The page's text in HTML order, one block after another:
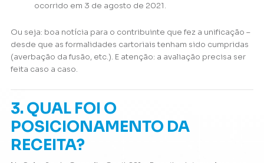
ocorrido em 3 de agosto de 2021.
Ou seja: boa notícia para o contribuinte que fez a unificação –
desde que as formalidades cartoriais tenham sido cumpridas
(averbação da fusão, etc.). E atenção: a avaliação precisa ser
feita caso a caso.
3. QUAL FOI O
POSICIONAMENTO DA
RECEITA?